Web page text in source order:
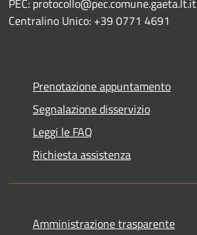
PEC: protocollo@pec.comune.gaeta.lt.it
Centralino Unico: +39 0771 4691
Prenotazione appuntamento
Segnalazione disservizio
Leggi le FAQ
Richiesta assistenza
Amministrazione trasparente